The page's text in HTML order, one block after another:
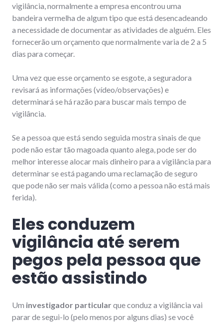
vigilância, normalmente a empresa encontrou uma
bandeira vermelha de algum tipo que está desencadeando
a necessidade de documentar as atividades de alguém. Eles
fornecerão um orçamento que normalmente varia de 2 a 5
dias para começar.
Uma vez que esse orçamento se esgote, a seguradora
revisará as informações (vídeo/observações) e
determinará se há razão para buscar mais tempo de
vigilância.
Se a pessoa que está sendo seguida mostra sinais de que
pode não estar tão magoada quanto alega, pode ser do
melhor interesse alocar mais dinheiro para a vigilância para
determinar se está pagando uma reclamação de seguro
que pode não ser mais válida (como a pessoa não está mais
ferida).
Eles conduzem
vigilância até serem
pegos pela pessoa que
estão assistindo
Um investigador particularque conduz a vigilância vai
parar de segui-lo (pelo menos por alguns dias) se você